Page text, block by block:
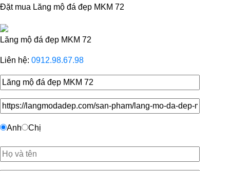
Đặt mua Lăng mộ đá đẹp MKM 72
Lăng mộ đá đẹp MKM 72
Liên hệ: 0912.98.67.98
Anh Chị